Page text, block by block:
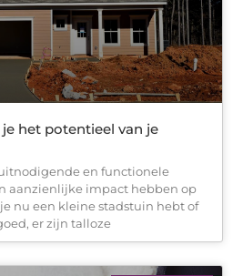
het potentieel van je
en functionele
aanzienlijke impact hebben op
nu een kleine stadstuin hebt of
er zijn talloze